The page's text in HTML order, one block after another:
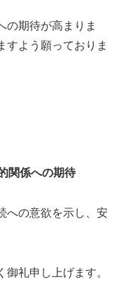
の期待が高まりま
すよう願っておりま
関係への期待
への意欲を示し、安
礼申し上げます。